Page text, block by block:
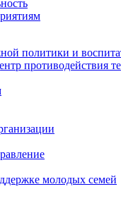
политики и
противодействия
молодых семей